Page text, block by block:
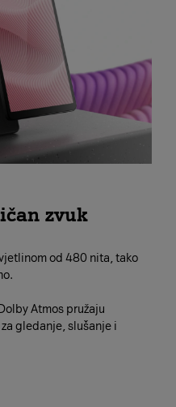
zvuk
od 480 nita, tako
Atmos pružaju
gledanje, slušanje i